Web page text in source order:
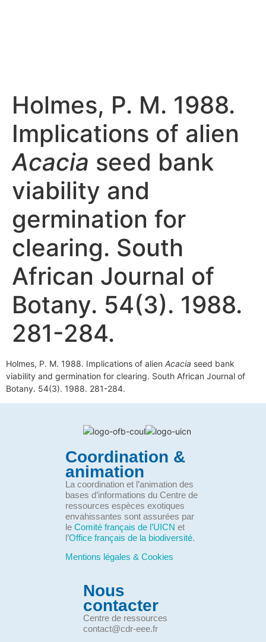
Holmes, P. M. 1988.
Implications of alien
Acacia seed bank
viability and
germination for
clearing. South
African Journal of
Botany. 54(3). 1988.
281-284.
Holmes, P. M. 1988. Implications of alien Acacia seed bank
viability and germination for clearing. South African Journal of
Botany. 54(3). 1988. 281-284.
Coordination &
animation
La coordination et l’animation des
bases d’informations du Centre de
ressources espèces exotiques
envahissantes sont assurées par
le Comité français de l’UICN et
l’Office français de la biodiversité.
Mentions légales & Cookies
Nous
contacter
Centre de ressources
contact@cdr-eee.fr